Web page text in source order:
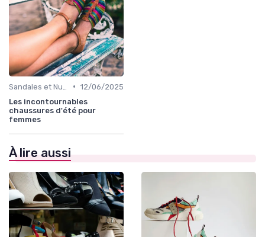
• 12/06/2025
Les incontournables
chaussures d'été pour
femmes
À lire aussi